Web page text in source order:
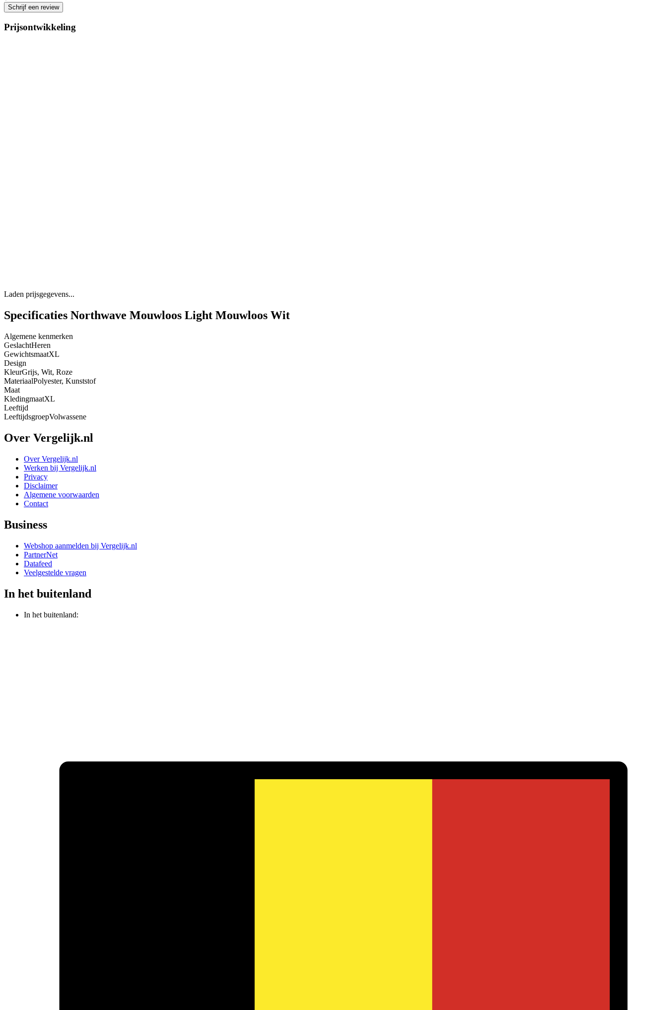
Schrijf een review
Prijsontwikkeling
Laden prijsgegevens...
Specificaties Northwave Mouwloos Light Mouwloos Wit
Algemene kenmerken
GeslachtHeren
GewichtsmaatXL
Design
KleurGrijs, Wit, Roze
MateriaalPolyester, Kunststof
Maat
KledingmaatXL
Leeftijd
LeeftijdsgroepVolwassene
Over Vergelijk.nl
Over Vergelijk.nl
Werken bij Vergelijk.nl
Privacy
Disclaimer
Algemene voorwaarden
Contact
Business
Webshop aanmelden bij Vergelijk.nl
PartnerNet
Datafeed
Veelgestelde vragen
In het buitenland
In het buitenland: